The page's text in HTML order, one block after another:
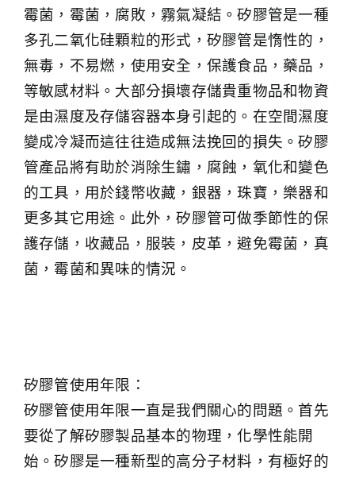
霉菌，霉菌，腐敗，霧氣凝結。矽膠管是一種
多孔二氧化硅顆粒的形式，矽膠管是惰性的，
無毒，不易燃，使用安全，保護食品，藥品，
等敏感材料。大部分損壞存儲貴重物品和物資
是由濕度及存儲容器本身引起的。在空間濕度
變成冷凝而這往往造成無法挽回的損失。矽膠
管產品將有助於消除生鏽，腐蝕，氧化和變色
的工具，用於錢幣收藏，銀器，珠寶，樂器和
更多其它用途。此外，矽膠管可做季節性的保
護存儲，收藏品，服裝，皮革，避免霉菌，真
菌，霉菌和異味的情況。
矽膠管使用年限：
矽膠管使用年限一直是我們關心的問題。首先
要從了解矽膠製品基本的物理，化學性能開
始。矽膠是一種新型的高分子材料，有極好的